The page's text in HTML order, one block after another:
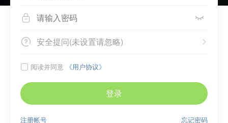
 
 
安全提问(未设置请忽略)
 阅读并同意 《用户协议》
登录
忘记密码
注册帐号